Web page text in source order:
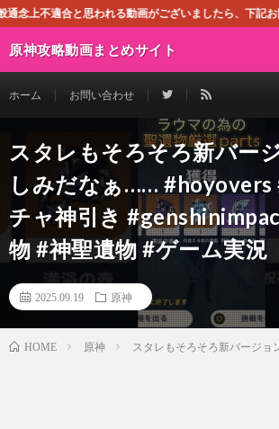
る動画がございましたら、下記お問合せよりご
原神攻略動画まとめサイト
ホーム お問い合わせ
スタレもそろそろ新バー
しみだなぁ…… #hoyovers
チャ神引き
物 #神聖遺物 #ゲーム実況
2025.09.19 原神
HOME 原神 スタレもそろそろ新バージ